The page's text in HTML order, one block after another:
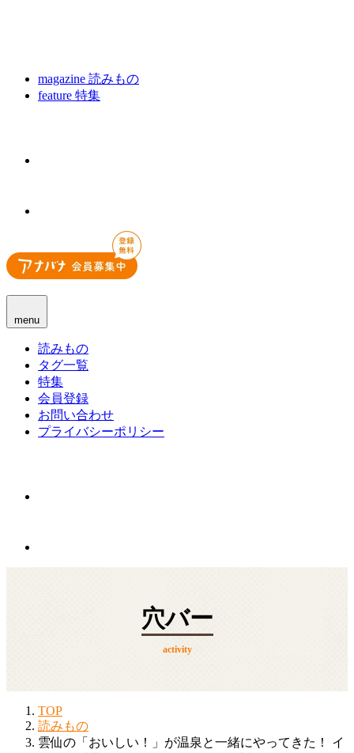
magazine 読みもの
feature 特集
menu
読みもの
タグ一覧
特集
会員登録
お問い合わせ
プライバシーポリシー
穴バー
activity
TOP
読みもの
雲仙の「おいしい！」が温泉と一緒にやってきた！ イ